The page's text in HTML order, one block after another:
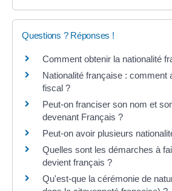
Questions ? Réponses !
Comment obtenir la nationalité
Nationalité française : comment
fiscal ?
Peut-on franciser son nom et
devenant Français ?
Peut-on avoir plusieurs
Quelles sont les démarches à
devient français ?
Qu'est-que la cérémonie de